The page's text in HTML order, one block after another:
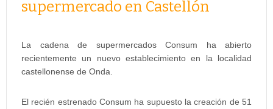
supermercado en Castellón
La cadena de supermercados Consum ha abierto
recientemente un nuevo establecimiento en la localidad
castellonense de Onda.
El recién estrenado Consum ha supuesto la creación de 51